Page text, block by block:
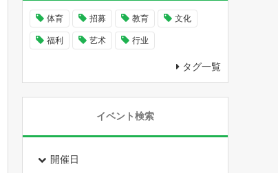
体育 招募 教育 文化
福利 艺术 行业
タグ一覧
イベント検索
開催日